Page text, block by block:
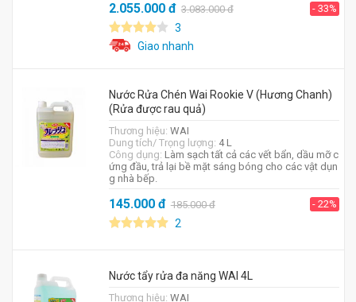
2.055.000đ 3.083.000đ - 33%
3
Giao nhanh
Nước Rửa Chén Wai Rookie V (Hương Chanh)
(Rửa được rau quả)
Thương hiệu: WAI
Dung tích/ Trọng lượng: 4 L
Công dụng: Làm sạch tất cả các vết bẩn, dầu mỡ c
ứng đầu, trả lại bề mặt sáng bóng cho các vật dụn
g nhà bếp.
145.000đ 185.000đ - 22%
2
Nước tẩy rửa đa năng WAI 4L
Thương hiệu: WAI